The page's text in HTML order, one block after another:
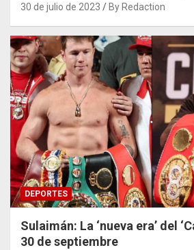
30 de julio de 2023 By Redaction
DEPORTES
Sulaimán: La ‘nueva era’ del
30 de septiembre